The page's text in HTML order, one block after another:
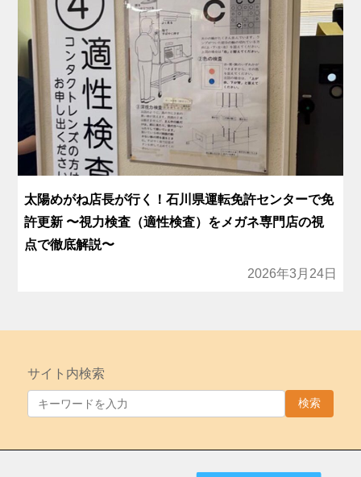
太陽めがね店長が行く！石川県運転免許センターで免
許更新 〜視力検査（適性検査）をメガネ専門店の視
点で徹底解説〜
2026年3月24日
サイト内検索
検索